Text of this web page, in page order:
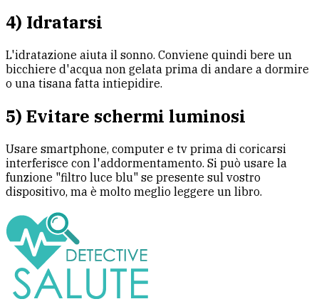
4) Idratarsi
L'idratazione aiuta il sonno. Conviene quindi bere un
bicchiere d'acqua non gelata prima di andare a dormire
o una tisana fatta intiepidire.
5) Evitare schermi luminosi
Usare smartphone, computer e tv prima di coricarsi
interferisce con l'addormentamento. Si può usare la
funzione "filtro luce blu" se presente sul vostro
dispositivo, ma è molto meglio leggere un libro.